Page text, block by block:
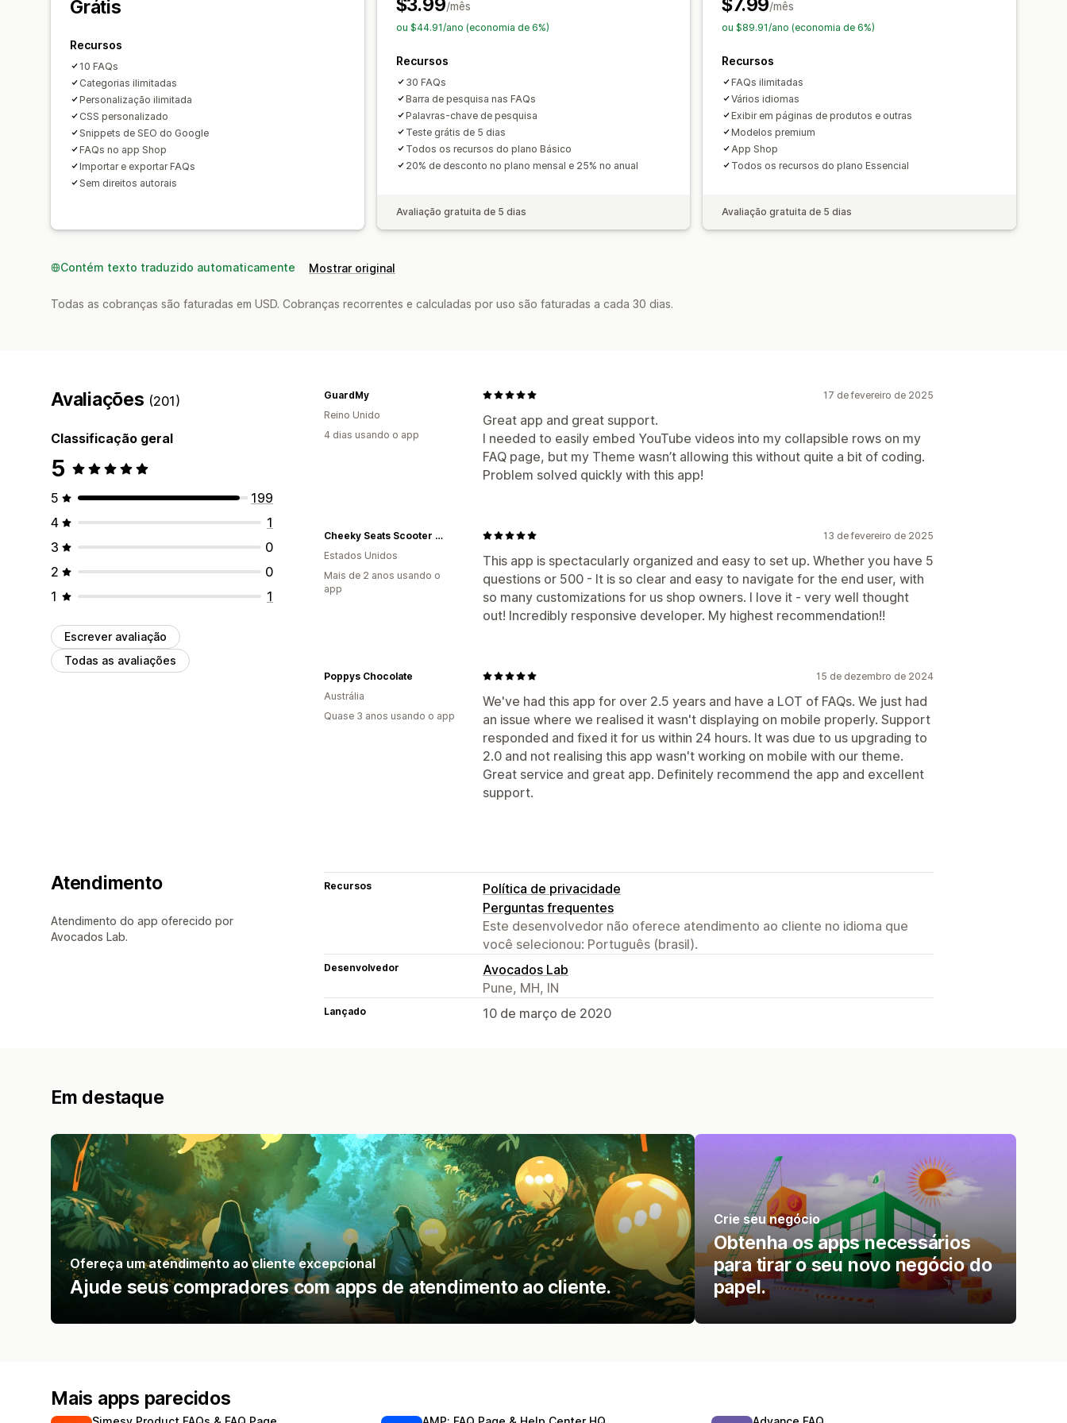
Grátis
Recursos
10 FAQs
Categorias ilimitadas
Personalização ilimitada
CSS personalizado
Snippets de SEO do Google
FAQs no app Shop
Importar e exportar FAQs
Sem direitos autorais
$3.99/mês
ou $44.91/ano (economia de 6%)
Recursos
30 FAQs
Barra de pesquisa nas FAQs
Palavras-chave de pesquisa
Teste grátis de 5 dias
Todos os recursos do plano Básico
20% de desconto no plano mensal e 25% no anual
Avaliação gratuita de 5 dias
$7.99/mês
ou $89.91/ano (economia de 6%)
Recursos
FAQs ilimitadas
Vários idiomas
Exibir em páginas de produtos e outras
Modelos premium
App Shop
Todos os recursos do plano Essencial
Avaliação gratuita de 5 dias
Contém texto traduzido automaticamente Mostrar original
Todas as cobranças são faturadas em USD. Cobranças recorrentes e calculadas por uso são faturadas a cada 30 dias.
Avaliações (201)
Classificação geral
5
5
199
4
1
3
0
2
0
1
1
Escrever avaliação
Todas as avaliações
17 de fevereiro de 2025
Great app and great support.
I needed to easily embed YouTube videos into my collapsible rows on my
FAQ page, but my Theme wasn’t allowing this without quite a bit of coding.
Problem solved quickly with this app!
GuardMy
Reino Unido
4 dias usando o app
13 de fevereiro de 2025
This app is spectacularly organized and easy to set up. Whether you have 5
questions or 500 - It is so clear and easy to navigate for the end user, with
so many customizations for us shop owners. I love it - very well thought
out! Incredibly responsive developer. My highest recommendation!!
Cheeky Seats Scooter Seat Covers
Estados Unidos
Mais de 2 anos usando o
app
15 de dezembro de 2024
We've had this app for over 2.5 years and have a LOT of FAQs. We just had
an issue where we realised it wasn't displaying on mobile properly. Support
responded and fixed it for us within 24 hours. It was due to us upgrading to
2.0 and not realising this app wasn't working on mobile with our theme.
Great service and great app. Definitely recommend the app and excellent
support.
Poppys Chocolate
Austrália
Quase 3 anos usando o app
Atendimento
Atendimento do app oferecido por
Avocados Lab.
Recursos
Política de privacidade
Perguntas frequentes
Este desenvolvedor não oferece atendimento ao cliente no idioma que
você selecionou: Português (brasil).
Desenvolvedor
Avocados Lab
Pune, MH, IN
Lançado 10 de março de 2020
Em destaque
Ofereça um atendimento ao cliente excepcional
Ajude seus compradores com apps de atendimento ao cliente.
Crie seu negócio
Obtenha os apps necessários
para tirar o seu novo negócio do
papel.
Mais apps parecidos